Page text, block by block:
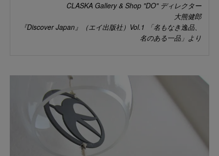
CLASKA Gallery & Shop "DO" ディレクター
大熊健郎
『Discover Japan』（エイ出版社）Vol.1 「名もなき逸品、
名のある一品」より